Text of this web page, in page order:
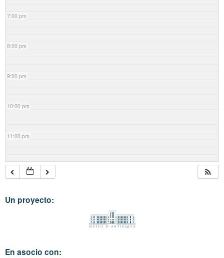
7:00 pm
8:00 pm
9:00 pm
10:00 pm
11:00 pm
Un proyecto:
En asocio con: